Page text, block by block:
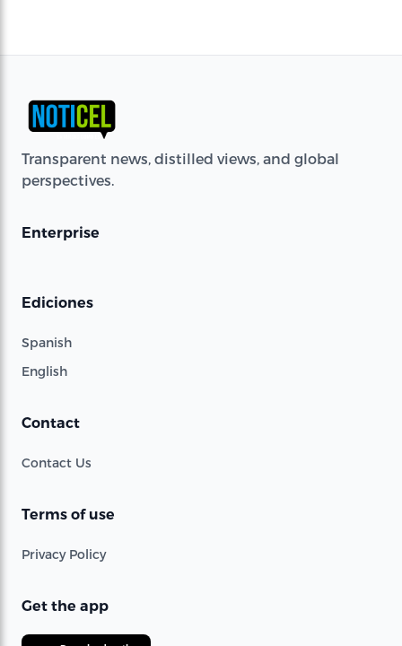
Transparent news, distilled views, and global
perspectives.
Enterprise
Ediciones
Spanish
English
Contact
Contact Us
Terms of use
Privacy Policy
Get the app